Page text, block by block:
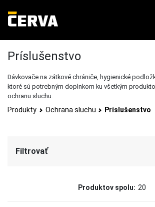
Príslušenstvo
Dávkovače na zátkové chrániče, hygienické
ktoré sú potrebným doplnkom ku všetkým
ochranu sluchu.
Produkty Ochrana sluchu Príslušenstvo
Filtrovať
Produktov spolu: 20